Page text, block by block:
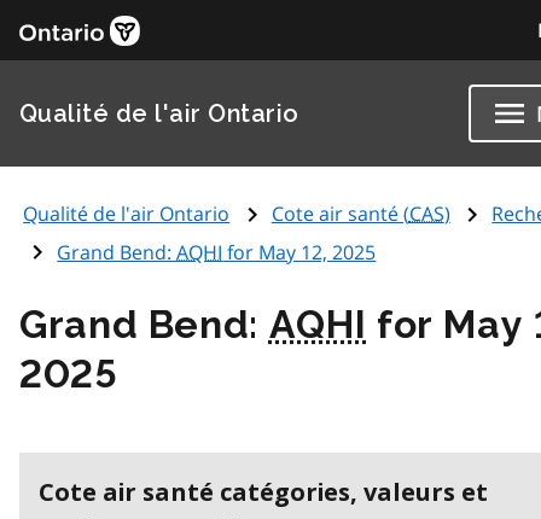
Qualité de l'air Ontario
Qualité de l'air Ontario Cote air santé (CAS)
Grand Bend:AQHI for May 12, 2025
Grand Bend: AQHI for May
2025
Cote air santé catégories, valeurs et